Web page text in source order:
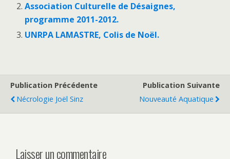
Association Culturelle de Désaignes,
programme 2011-2012.
UNRPA LAMASTRE, Colis de Noël.
Publication Précédente
Nécrologie Joël Sinz
Publication Suivante
Nouveauté Aquatique
Laisser un commentaire